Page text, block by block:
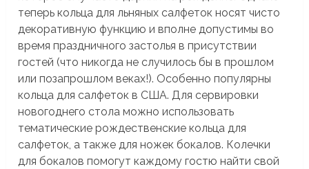
теперь кольца для льняных салфеток носят чисто
декоративную функцию и вполне допустимы во
время праздничного застолья в присутствии
гостей (что никогда не случилось бы в прошлом
или позапрошлом веках!). Особенно популярны
кольца для салфеток в США. Для сервировки
новогоднего стола можно использовать
тематические рождественские кольца для
салфеток, а также для ножек бокалов. Колечки
для бокалов помогут каждому гостю найти свой